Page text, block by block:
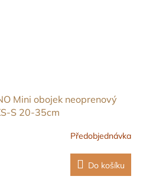
Mini obojek neoprenový
S 20-35cm
Předobjednávka
Do košíku